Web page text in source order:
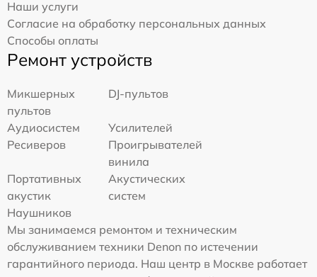
Наши услуги
Согласие на обработку персональных данных
Способы оплаты
Ремонт устройств
Микшерных
пультов
DJ-пультов
Аудиосистем
Усилителей
Ресиверов
Проигрывателей
винила
Портативных
акустик
Акустических
систем
Наушников
Мы занимаемся ремонтом и техническим
обслуживанием техники Denon по истечении
гарантийного периода. Наш центр в Москве работает